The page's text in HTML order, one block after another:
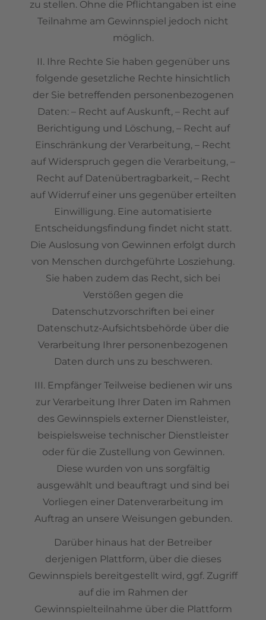
zu stellen. Ohne die Pflichtangaben ist eine
Teilnahme am Gewinnspiel jedoch nicht
möglich.
II. Ihre Rechte Sie haben gegenüber uns
folgende gesetzliche Rechte hinsichtlich
der Sie betreffenden personenbezogenen
Daten: – Recht auf Auskunft, – Recht auf
Berichtigung und Löschung, – Recht auf
Einschränkung der Verarbeitung, – Recht
auf Widerspruch gegen die Verarbeitung, –
Recht auf Datenübertragbarkeit, – Recht
auf Widerruf einer uns gegenüber erteilten
Einwilligung. Eine automatisierte
Entscheidungsfindung findet nicht statt.
Die Auslosung von Gewinnen erfolgt durch
von Menschen durchgeführte Losziehung.
Sie haben zudem das Recht, sich bei
Verstößen gegen die
Datenschutzvorschriften bei einer
Datenschutz-Aufsichtsbehörde über die
Verarbeitung Ihrer personenbezogenen
Daten durch uns zu beschweren.
III. Empfänger Teilweise bedienen wir uns
zur Verarbeitung Ihrer Daten im Rahmen
des Gewinnspiels externer Dienstleister,
beispielsweise technischer Dienstleister
oder für die Zustellung von Gewinnen.
Diese wurden von uns sorgfältig
ausgewählt und beauftragt und sind bei
Vorliegen einer Datenverarbeitung im
Auftrag an unsere Weisungen gebunden.
Darüber hinaus hat der Betreiber
derjenigen Plattform, über die dieses
Gewinnspiels bereitgestellt wird, ggf. Zugriff
auf die im Rahmen der
Gewinnspielteilnahme über die Plattform